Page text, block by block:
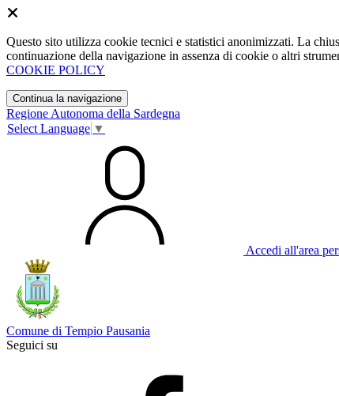
Questo sito utilizza cookie tecnici e statistici anonimizzati. La
continuazione della navigazione in assenza di cookie o altri
COOKIE POLICY
Continua la navigazione
Regione Autonoma della Sardegna
Select Language ▼
Accedi all'area
Comune di Tempio Pausania
Seguici su